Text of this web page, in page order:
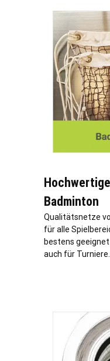
Badminton
Qualitätsnetze
für alle
bestens
auch für Turniere.